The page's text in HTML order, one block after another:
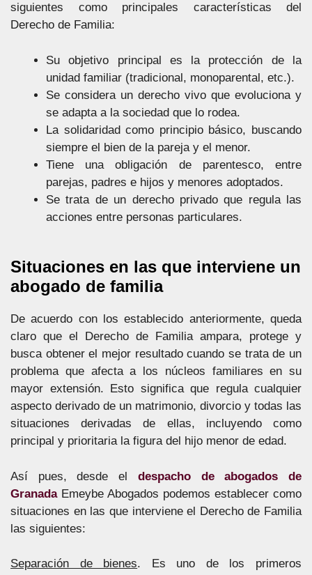
siguientes como principales características del
Derecho de Familia:
Su objetivo principal es la protección de la
unidad familiar (tradicional, monoparental, etc.).
Se considera un derecho vivo que evoluciona y
se adapta a la sociedad que lo rodea.
La solidaridad como principio básico, buscando
siempre el bien de la pareja y el menor.
Tiene una obligación de parentesco, entre
parejas, padres e hijos y menores adoptados.
Se trata de un derecho privado que regula las
acciones entre personas particulares.
Situaciones en las que interviene un
abogado de familia
De acuerdo con los establecido anteriormente, queda
claro que el Derecho de Familia ampara, protege y
busca obtener el mejor resultado cuando se trata de un
problema que afecta a los núcleos familiares en su
mayor extensión. Esto significa que regula cualquier
aspecto derivado de un matrimonio, divorcio y todas las
situaciones derivadas de ellas, incluyendo como
principal y prioritaria la figura del hijo menor de edad.
Así pues, desde el despacho de abogados de
GranadaEmeybe Abogados podemos establecer como
situaciones en las que interviene el Derecho de Familia
las siguientes:
Separación de bienes. Es uno de los primeros